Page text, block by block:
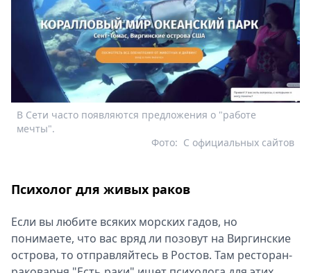
В Сети часто появляются предложения о "работе
мечты".
С официальных сайтов
Фото:
Психолог для живых раков
Если вы любите всяких морских гадов, но
понимаете, что вас вряд ли позовут на Виргинские
острова, то отправляйтесь в Ростов. Там ресторан-